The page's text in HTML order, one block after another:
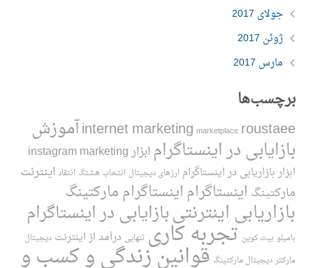
جولای 2017
ژوئن 2017
مارس 2017
برچسب‌ها
internet marketing marketplace roustaee آموزش
بازایابی در اینستاگرام ابزار instagram marketing
ابزار بازاریابی در اینستاگرام ارزهای دیجیتال انتخاب هشتگ انتقاد اینترنت
مارکتینگ اینستاگراماینستاگرام مارکتینگ
بازاریابی اینترنتیبازایابی در اینستاگرام
بامیلو بیت کوین تجربه کاری تنهایی درآمد از اینترنت دیجیتال
مارکتر دیجیتال مارکتینگ قوانین زندگی و کسب و